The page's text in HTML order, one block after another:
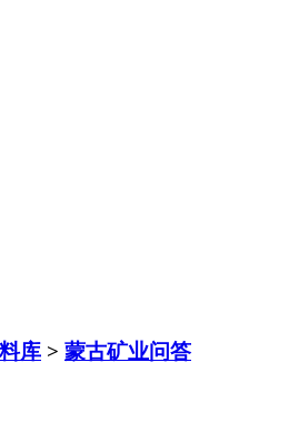
库 > 蒙古矿业问答